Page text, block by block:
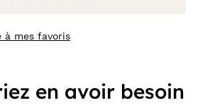
mes favoris
en avoir besoin